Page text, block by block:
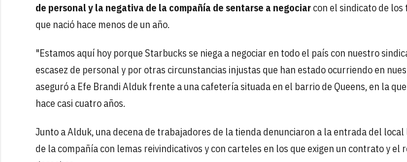
de personal y la negativa de la compañía de sentarse a negociarcon el sindicato de
que nació hace menos de un año.
"Estamos aquí hoy porque Starbucks se niega a negociar en todo el país con nuestro
escasez de personal y por otras circunstancias injustas que han estado ocurriendo en
aseguró a Efe Brandi Alduk frente a una cafetería situada en el barrio de Queens, en la
hace casi cuatro años.
Junto a Alduk, una decena de trabajadores de la tienda denunciaron a la entrada del
de la compañía con lemas reivindicativos y con carteles en los que exigen un contrato y el